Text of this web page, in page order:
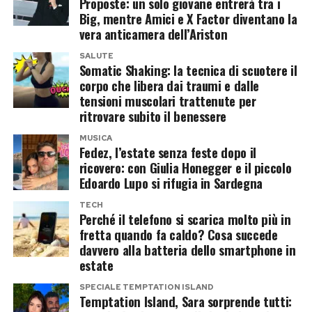
una temperatura normale prima di collegarlo al
caricabatterie, evitando così di sommare il
calore prodotto dalla batteria a quello
dell’ambiente circostante.
Il caldo rovina davvero la batteria?
Una singola giornata al mare difficilmente
comprometterà uno smartphone moderno. Il
problema nasce quando le esposizioni a
temperature elevate diventano frequenti e
prolungate. In queste condizioni le batterie agli
ioni di litio possono perdere capacità più
rapidamente rispetto al normale
invecchiamento.
che durante l’anno passano inosservati.
Il vero lusso? Non avere fretta
L’estate urbana offre anche qualcosa che
spesso manca durante una vacanza organizzata:
Big, mentre Amici e X Factor diventano la
vera anticamera dell’Ariston
SALUTE
Somatic Shaking: la tecnica di scuotere il
corpo che libera dai traumi e dalle
tensioni muscolari trattenute per
ritrovare subito il benessere
MUSICA
Fedez, l’estate senza feste dopo il
ricovero: con Giulia Honegger e il piccolo
Edoardo Lupo si rifugia in Sardegna
TECH
Perché il telefono si scarica molto più in
fretta quando fa caldo? Cosa succede
davvero alla batteria dello smartphone in
estate
SPECIALE TEMPTATION ISLAND
Temptation Island, Sara sorprende tutti: